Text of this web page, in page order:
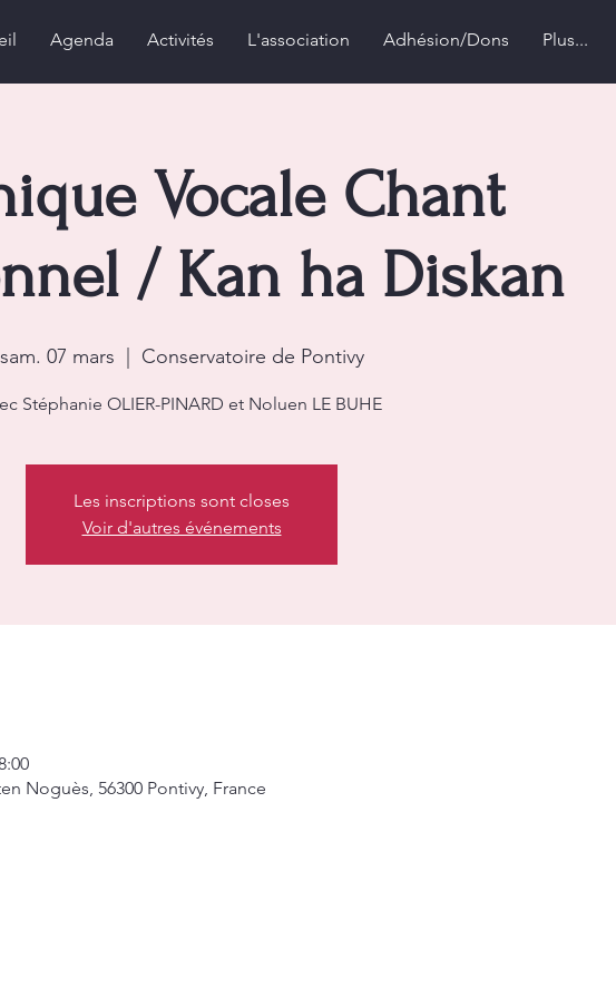
Agenda Activités L'association Adhésion/Dons Plus...
Vocale Chant
/ Kan ha Diskan
sam. 07 mars Conservatoire de Pontivy
Stéphanie OLIER-PINARD et Noluen LE BUHE
Les inscriptions sont closes
Voir d'autres événements
Noguès, 56300 Pontivy, France